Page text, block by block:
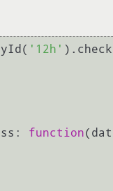
'12h'
function